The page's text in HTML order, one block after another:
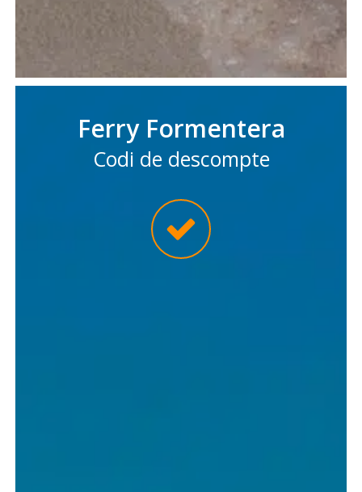
Ferry Formentera
Codi de descompte